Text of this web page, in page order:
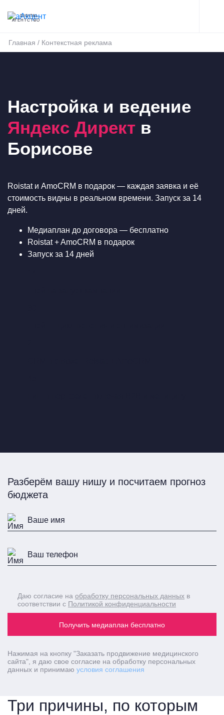
DIGITAL-
АГЕНТСТВО
Главная / Контекстная реклама
Настройка и ведение
Яндекс Директ в
Борисове
Roistat и AmoCRM в подарок — каждая заявка и её
стоимость видны в реальном времени. Запуск за 14
дней.
Медиаплан до договора — бесплатно
Roistat + AmoCRM в подарок
Запуск за 14 дней
Разберём вашу нишу и посчитаем прогноз
бюджета
Получить медиаплан бесплатно
Даю согласие на обработку персональных данных в
соответствии с Политикой конфиденциальности
Нажимая на кнопку "Заказать продвижение медицинского
сайта" , я даю свое согласие на обработку персональных
данных и принимаю условия соглашения
Три причины, по которым